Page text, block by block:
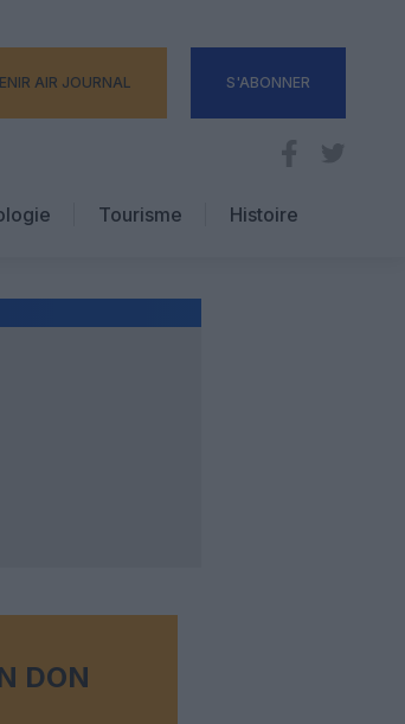
AIR JOURNAL S'ABONNER
Tourisme
Hôtellerie
Histoire
DON